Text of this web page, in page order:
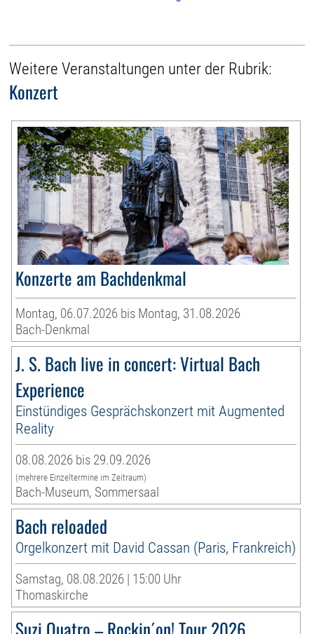
Weitere Veranstaltungen unter der Rubrik:
Konzert
Konzerte am Bachdenkmal
Montag, 06.07.2026 bis Montag, 31.08.2026
Bach-Denkmal
J. S. Bach live in concert: Virtual Bach
Experience
Einstündiges Gesprächskonzert mit Augmented
Reality
08.08.2026 bis 29.09.2026
(mehrere Einzeltermine im Zeitraum)
Bach-Museum, Sommersaal
Bach reloaded
Orgelkonzert mit David Cassan (Paris, Frankreich)
Samstag, 08.08.2026 | 15:00 Uhr
Thomaskirche
Suzi Quatro – Rockin´on! Tour 2026